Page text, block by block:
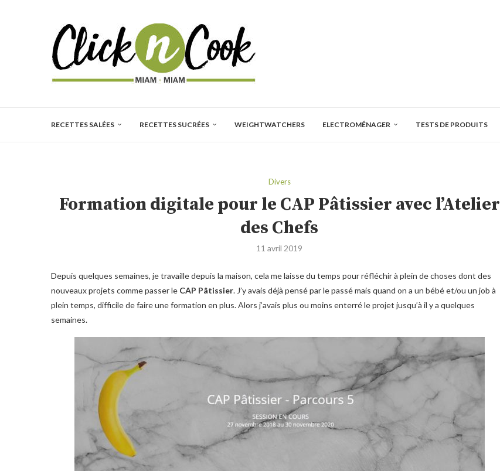
RECETTES SALÉES RECETTES SUCRÉES WEIGHTWATCHERS ELECTROMÉNAGER TESTS DE PRODUITS
Divers
Formation digitale pour le CAP Pâtissier avec l’Atelier
des Chefs
11 avril 2019
Depuis quelques semaines, je travaille depuis la maison, cela me laisse du temps pour réfléchir à plein de choses dont des
nouveaux projets comme passer le CAP Pâtissier. J’y avais déjà pensé par le passé mais quand on a un bébé et/ou un job à
plein temps, difficile de faire une formation en plus. Alors j’avais plus ou moins enterré le projet jusqu’à il y a quelques
semaines.